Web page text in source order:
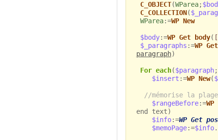
C_OBJECT(WParea;
C_COLLECTION(
WParea:=WP New
$body:=WP Get body(
$_paragraphs :=WP
paragraph)
For each($paragraph;
$insert :=WP New(
//mémorise la
$rangeBefore:=
end text)
$info:=WP Get
$memoPage:=$info